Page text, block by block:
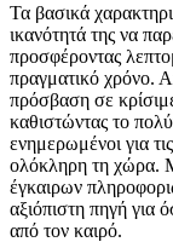
Τα βασικά
ικανότητά της να
προσφέροντας
πραγματικό χρόνο.
πρόσβαση σε
καθιστώντας το
ενημερωμένοι για
ολόκληρη τη χώρα.
έγκαιρων
αξιόπιστη πηγή για
από τον καιρό.